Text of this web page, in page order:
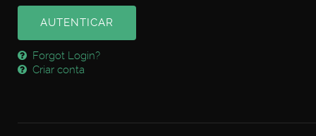
AUTENTICAR
Forgot Login?
Criar conta